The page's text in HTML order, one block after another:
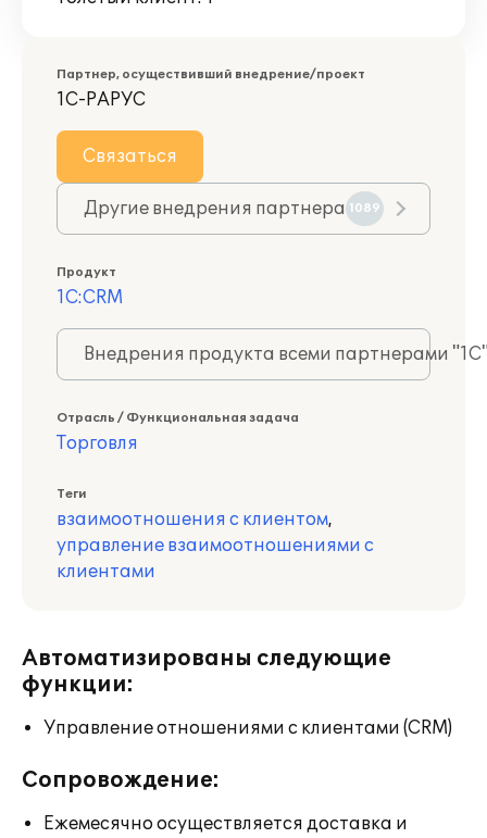
Партнер, осуществивший внедрение/проект
1С-РАРУС
Связаться
Другие внедрения партнера 1089
Продукт
1С:CRM
Внедрения продукта всеми партнерами
Отрасль / Функциональная задача
Торговля
Теги
взаимоотношения с клиентом,
управление взаимоотношениями с
клиентами
Автоматизированы следующие
функции:
Управление отношениями с клиентами (CRM)
Сопровождение:
Ежемесячно осуществляется доставка и